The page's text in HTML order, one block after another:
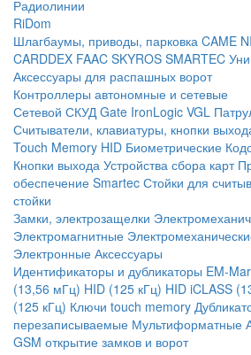
Радиолинии
RiDom
Шлагбаумы, приводы, парковка CAME
CARDDEX FAAC SKYROS SMARTEC
Аксессуары для распашных ворот
Контроллеры автономные и сетевые
Сетевой СКУД Gate IronLogic VGL
Считыватели, клавиатуры, кнопки
Touch Memory HID Биометрические
Кнопки выхода Устройства сбора карт
обеспечение Smartec Стойки для
стойки
Замки, электрозащелки
Электромагнитные
Электронные Аксессуары
Идентификаторы и дубликаторы EM-
(13,56 мГц) HID (125 кГц) HID iCLASS
(125 кГц) Ключи touch memory
перезаписываемые Мультиформатные
GSM открытие замков и ворот